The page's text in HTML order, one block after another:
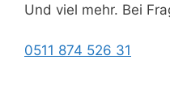
Und viel mehr. Bei
0511 874 526 31